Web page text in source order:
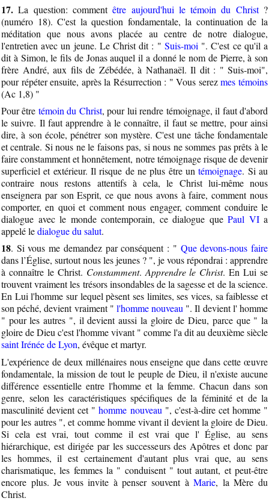
17. La question: commentêtre aujourd'hui le témoin du Christ?
(numéro 18). C'est la question fondamentale, la continuation de la
méditation que nous avons placée au centre de notre dialogue,
l'entretien avec un jeune. Le Christ dit : " Suis-moi ". C'est ce qu'il a
dit à Simon, le fils de Jonas auquel il a donné le nom de Pierre, à son
frère André, aux fils de Zébédée, à Nathanaël. Il dit : " Suis-moi",
pour répéter ensuite, après la Résurrection : " Vous serezmes témoins
(Ac 1,8) "
Pour être témoin du Christ, pour lui rendre témoignage, il faut d'abord
le suivre. Il faut apprendre à le connaître, il faut se mettre, pour ainsi
dire, à son école, pénétrer son mystère. C'est une tâche fondamentale
et centrale. Si nous ne le faisons pas, si nous ne sommes pas prêts à le
faire constamment et honnêtement, notre témoignage risque de devenir
superficiel et extérieur. Il risque de ne plus être untémoignage. Si au
contraire nous restons attentifs à cela, le Christ lui-même nous
enseignera par son Esprit, ce que nous avons à faire, comment nous
comporter, en quoi et comment nous engager, comment conduire le
dialogue avec le monde contemporain, ce dialogue quePaul VIa
appelé ledialogue du salut.
18. Si vous me demandez par conséquent : " Que devons-nous faire
dans l’Église, surtout nous les jeunes ? ", je vous répondrai : apprendre
à connaître le Christ. Constamment.Apprendre le Christ. En Lui se
trouvent vraiment les trésors insondables de la sagesse et de la science.
En Lui l'homme sur lequel pèsent ses limites, ses vices, sa faiblesse et
son péché, devient vraiment " l'homme nouveau ". Il devient l' homme
" pour les autres ", il devient aussi la gloire de Dieu, parce que " la
gloire de Dieu c'est l'homme vivant " comme l'a dit au deuxième siècle
saint Irénée de Lyon, évêque et martyr.
L'expérience de deux millénaires nous enseigne que dans cette œuvre
fondamentale, la mission de tout le peuple de Dieu, il n'existe aucune
différence essentielle entre l'homme et la femme. Chacun dans son
genre, selon les caractéristiques spécifiques de la féminité et de la
masculinité devient cet "homme nouveau ", c'est-à-dire cet homme "
pour les autres ", et comme homme vivant il devient la gloire de Dieu.
Si cela est vrai, tout comme il est vrai que l' Église, au sens
hiérarchique, est dirigée par les successeurs des Apôtres et donc par
les hommes, il est certainement d'autant plus vrai que, au sens
charismatique, les femmes la " conduisent " tout autant, et peut-être
encore plus. Je vous invite à penser souvent àMarie, la Mère du
Christ.